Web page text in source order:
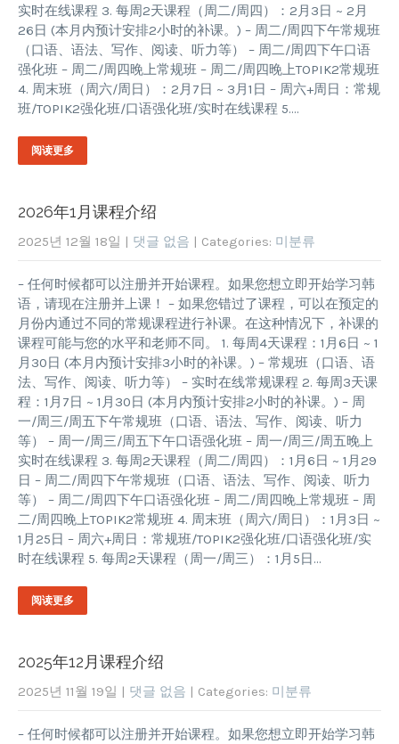
实时在线课程 3. 每周2天课程（周二/周四）：2月3日 ~ 2月
26日 (本月内预计安排2小时的补课。) – 周二/周四下午常规班
（口语、语法、写作、阅读、听力等） – 周二/周四下午口语
强化班 – 周二/周四晚上常规班 – 周二/周四晚上TOPIK2常规班
4. 周末班（周六/周日）：2月7日 ~ 3月1日 – 周六+周日：常规
班/TOPIK2强化班/口语强化班/实时在线课程 5….
阅读更多
2026年1月课程介绍
2025년 12월 18일 | 댓글 없음 | Categories: 미분류
– 任何时候都可以注册并开始课程。如果您想立即开始学习韩
语，请现在注册并上课！ – 如果您错过了课程，可以在预定的
月份内通过不同的常规课程进行补课。在这种情况下，补课的
课程可能与您的水平和老师不同。 1. 每周4天课程：1月6日 ~ 1
月30日 (本月内预计安排3小时的补课。) – 常规班（口语、语
法、写作、阅读、听力等） – 实时在线常规课程 2. 每周3天课
程：1月7日 ~ 1月30日 (本月内预计安排2小时的补课。) – 周
一/周三/周五下午常规班（口语、语法、写作、阅读、听力
等） – 周一/周三/周五下午口语强化班 – 周一/周三/周五晚上
实时在线课程 3. 每周2天课程（周二/周四）：1月6日 ~ 1月29
日 – 周二/周四下午常规班（口语、语法、写作、阅读、听力
等） – 周二/周四下午口语强化班 – 周二/周四晚上常规班 – 周
二/周四晚上TOPIK2常规班 4. 周末班（周六/周日）：1月3日 ~
1月25日 – 周六+周日：常规班/TOPIK2强化班/口语强化班/实
时在线课程 5. 每周2天课程（周一/周三）：1月5日…
阅读更多
2025年12月课程介绍
2025년 11월 19일 | 댓글 없음 | Categories: 미분류
– 任何时候都可以注册并开始课程。如果您想立即开始学习韩